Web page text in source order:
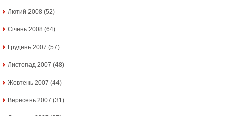
Лютий 2008 (52)
Січень 2008 (64)
Грудень 2007 (57)
Листопад 2007 (48)
Жовтень 2007 (44)
Вересень 2007 (31)